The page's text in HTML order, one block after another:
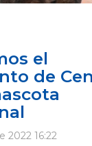
el
de
2022 16:22